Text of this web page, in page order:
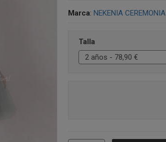
Marca: NEKENIA CEREMONIA
Talla